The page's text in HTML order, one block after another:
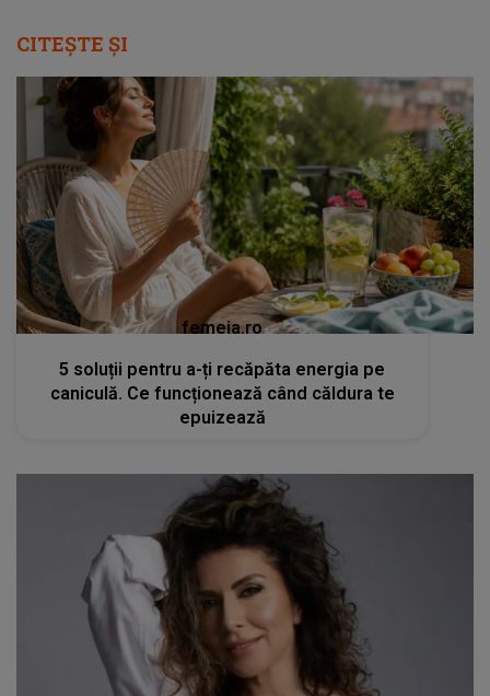
CITEȘTE ȘI
femeia.ro
5 soluții pentru a-ți recăpăta energia pe
caniculă. Ce funcționează când căldura te
epuizează